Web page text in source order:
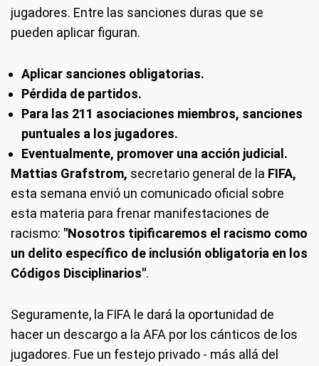
jugadores. Entre las sanciones duras que se
pueden aplicar figuran.
Aplicar sanciones obligatorias.
Pérdida de partidos.
Para las 211 asociaciones miembros, sanciones
puntuales a los jugadores.
Eventualmente, promover una acción judicial.
Mattias Grafstrom, secretario general de la FIFA,
esta semana envió un comunicado oficial sobre
esta materia para frenar manifestaciones de
racismo: "Nosotros tipificaremos el racismo como
un delito específico de inclusión obligatoria en los
Códigos Disciplinarios".
Seguramente, la FIFA le dará la oportunidad de
hacer un descargo a la AFA por los cánticos de los
jugadores. Fue un festejo privado - más allá del